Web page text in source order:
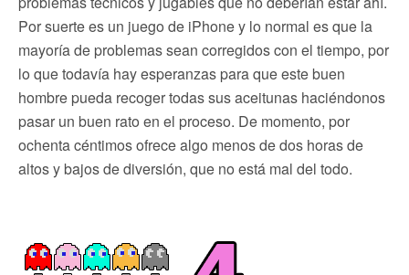
Por suerte es un juego de iPhone y lo normal es que la
mayoría de problemas sean corregidos con el tiempo, por
lo que todavía hay esperanzas para que este buen
hombre pueda recoger todas sus aceitunas haciéndonos
pasar un buen rato en el proceso. De momento, por
ochenta céntimos ofrece algo menos de dos horas de
altos y bajos de diversión, que no está mal del todo.